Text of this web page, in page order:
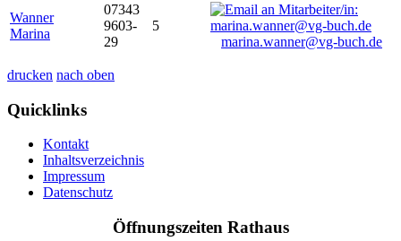
Wanner
Marina
07343
9603-
29
5
marina.wanner@vg-buch.de
drucken nach oben
Quicklinks
Kontakt
Inhaltsverzeichnis
Impressum
Datenschutz
Öffnungszeiten Rathaus